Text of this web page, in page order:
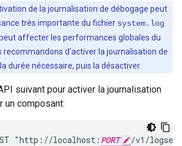
de la journalisation de débogage peut
très importante du fichier system.log
affecter les performances globales du
recommandons d'activer la journalisation de
durée nécessaire, puis la désactiver.
suivant pour activer la journalisation
un composant:
"http://localhost: PORT /v1/